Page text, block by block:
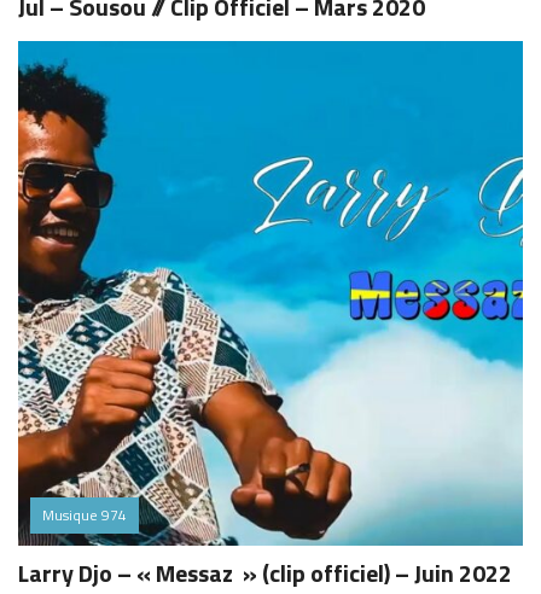
Musique 974
Larry Djo – « Messaz » (clip officiel) – Juin 2022